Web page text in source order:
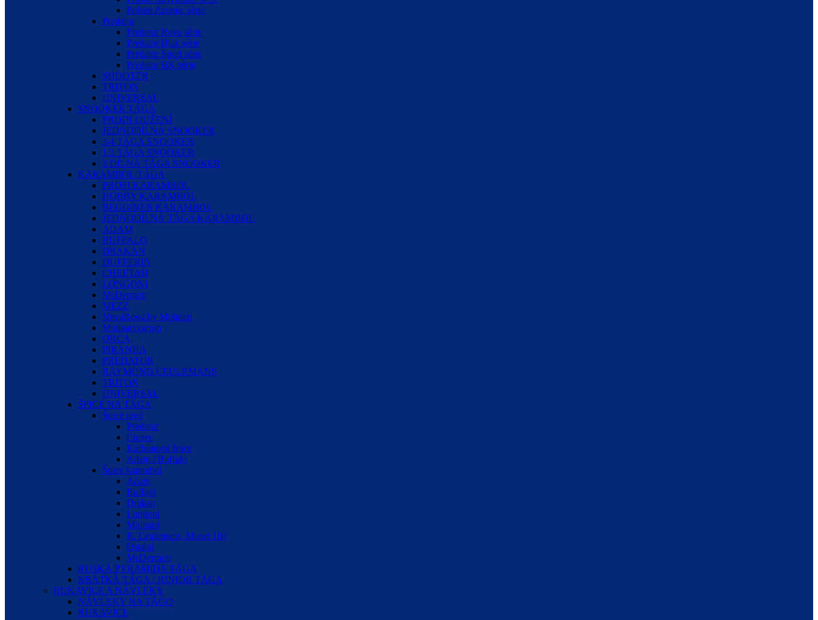
Poison Arsenic série
Predator
Predator Revo série
Predator Blak série
Predator Sport série
Predator BK série
SHOOTER
TRITON
UNIVERSAL
SNOOKER TÁGA
PRODLOUŽENÍ
JEDNODÍLNÁ SNOOKER
3/4 TÁGA SNOOKER
1/2 TÁGA SNOOKER
3 DÍLNÁ TÁGA SNOOKER
KARAMBOL TÁGA
PROFI KARAMBOL
HOBBY KARAMBOL
BEGGINER KARAMBOL
JEDNODÍLNÁ TÁGA KARAMBOL
ADAM
BUFFALO
DRAKAN
DUFFERIN
CHEETAH
LONGONI
McDermott
MEZZ
NovaRossi by Molinari
Molinari carom
ORCA
PIRANHA
PREDATOR
RAYMOND CEULEMANS
TRITON
UNIVERSAL
ŠPICE NA TÁGA
Špice pool
Predator
Cuetec
Karbonové špice
Adam / Buffalo
Špice karambol
Adam
Buffalo
Drakan
Longoni
Molinari
R. Ceulemans, Mister 100
Ostatní
McDermott
RUSKÁ PYRAMIDA TÁGA
KRÁTKÁ TÁGA / JUNIOR TÁGA
RUKAVICE A NÁVLEKY
NÁVLEKY NA TÁGO
RUKAVICE